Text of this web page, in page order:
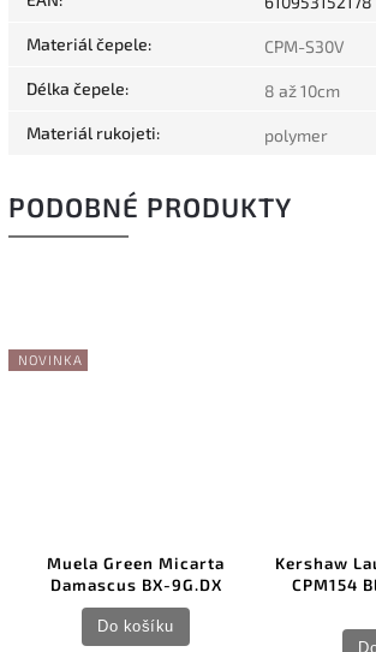
Materiál čepele: CPM-S30V
Délka čepele: 8 až 10cm
Materiál rukojeti: polymer
PODOBNÉ PRODUKTY
Kershaw Launch 23 TwoTone
CPM154 Black Aluminum
7305
Do košíku